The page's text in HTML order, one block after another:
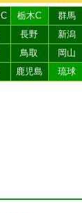
栃木C 群馬
長野 新潟
鳥取 岡山
鹿児島 琉球